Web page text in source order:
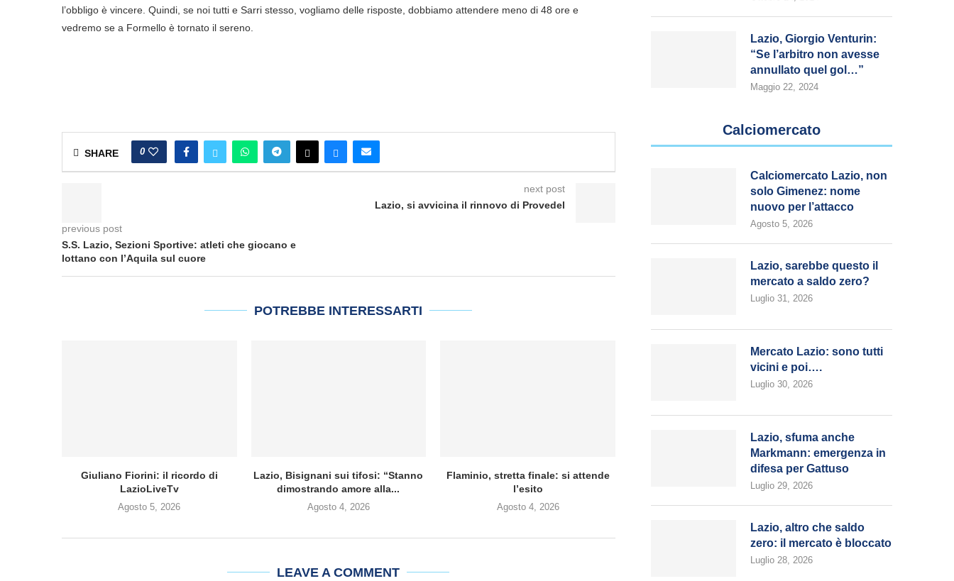
l’obbligo è vincere. Quindi, se noi tutti e Sarri stesso, vogliamo delle risposte, dobbiamo attendere meno di 48 ore e
vedremo se a Formello è tornato il sereno.
SHARE 0
previous post
S.S. Lazio, Sezioni Sportive: atleti che giocano e
lottano con l’Aquila sul cuore
next post
Lazio, si avvicina il rinnovo di Provedel
POTREBBE INTERESSARTI
Giuliano Fiorini: il ricordo di
LazioLiveTv
Agosto 5, 2026
Lazio, Bisignani sui tifosi: “Stanno
dimostrando amore alla...
Agosto 4, 2026
Flaminio, stretta finale: si attende
l’esito
Agosto 4, 2026
LEAVE A COMMENT
Lazio, Giorgio Venturin:
“Se l’arbitro non avesse
annullato quel gol…”
Maggio 22, 2024
Calciomercato
Calciomercato Lazio, non
solo Gimenez: nome
nuovo per l’attacco
Agosto 5, 2026
Lazio, sarebbe questo il
mercato a saldo zero?
Luglio 31, 2026
Mercato Lazio: sono tutti
vicini e poi….
Luglio 30, 2026
Lazio, sfuma anche
Markmann: emergenza in
difesa per Gattuso
Luglio 29, 2026
Lazio, altro che saldo
zero: il mercato è bloccato
Luglio 28, 2026